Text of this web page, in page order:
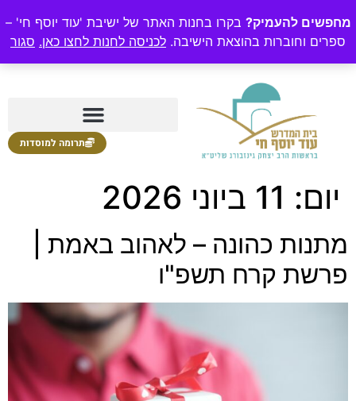
מחפשים להעמיק? בקרו בחנות האתר של ישיבת 'עוד יוסף חי' –
ספרים וחוברות בהוצאת הישיבה. לכניסה לחנות לחצו כאן. סגור
תרומה למוסדות
יום: 11 ביוני 2026
מתנות כהונה – לאהוב באמת |
פרשת קרח תשפ"ו